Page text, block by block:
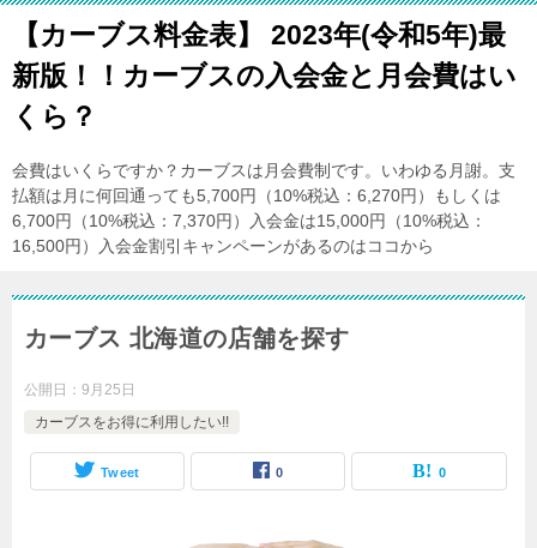
【カーブス料金表】 2023年(令和5年)最
新版！！カーブスの入会金と月会費はい
くら？
会費はいくらですか？カーブスは月会費制です。いわゆる月謝。支
払額は月に何回通っても5,700円（10%税込：6,270円）もしくは
6,700円（10%税込：7,370円）入会金は15,000円（10%税込：
16,500円）入会金割引キャンペーンがあるのはココから
カーブス 北海道の店舗を探す
公開日： 9月25日
カーブスをお得に利用したい!!
Tweet 0 0